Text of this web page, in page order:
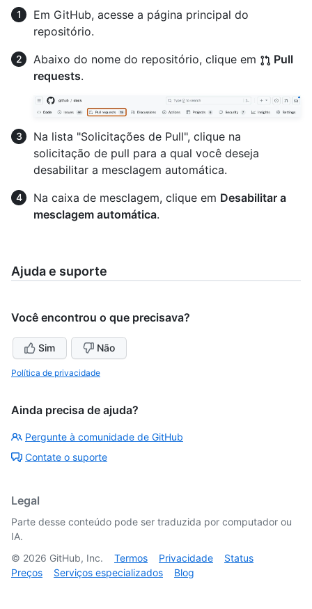
Em GitHub, acesse a página principal do
repositório.
Abaixo do nome do repositório, clique em
Pull
requests.
Na lista "Solicitações de Pull", clique na
solicitação de pull para a qual você deseja
desabilitar a mesclagem automática.
Na caixa de mesclagem, clique em Desabilitar a
mesclagem automática.
Ajuda e suporte
Você encontrou o que precisava?
Sim Não
Política de privacidade
Ainda precisa de ajuda?
Pergunte à comunidade de GitHub
Contate o suporte
Legal
Parte desse conteúdo pode ser traduzida por computador ou
IA.
© 2026 GitHub, Inc. Termos Privacidade
Status
Preços
Serviços especializados Blog